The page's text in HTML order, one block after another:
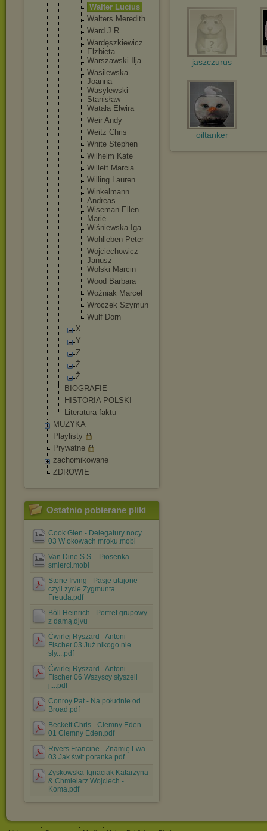
Walter Lucius
Walters Meredith
Ward J.R
Wardęszkiewicz
Elżbieta
Warszaws ki Ilja
Wasilews ka
Joanna
Wasylews ki
Stanisław
Watała Elwira
Weir Andy
Weitz Chris
White Stephen
Wilhelm Kate
Willett Marcia
Willing Lauren
Winkelmann
Andreas
Wiseman Ellen
Marie
Wiśniews ka Iga
Wohlleben Peter
Wojciechowicz
Janusz
Wolski Marcin
Wood Barbara
Woźniak Marcel
Wroczek Szymun
Wulf Dorn
X
Y
Z
Ż
Ž
BIOGRAFIE
HISTORIA POLSKI
Literatura faktu
MUZYKA
Playlisty
Prywatne
zachomikowane
ZDROWIE
Ostatnio pobierane pliki
Cook Glen - Delegatury nocy
03 W okowach mroku.mobi
Van Dine S.S. - Piosenka
smierci.mobi
Stone Irving - Pasje utajone
czyli zycie Zygmunta
Freuda.pdf
Böll Heinrich - Portret grupowy
z damą.djvu
Ćwirlej Ryszard - Antoni
Fischer 03 Już nikogo nie
sły....pdf
Ćwirlej Ryszard - Antoni
Fischer 06 Wszyscy słyszeli
j....pdf
Conroy Pat - Na południe od
Broad.pdf
Beckett Chris - Ciemny Eden
01 Ciemny Eden.pdf
Rivers Francine - Znamię Lwa
03 Jak świt poranka.pdf
Zyskowska-Ignaciak Katarzyna
& Chmielarz Wojciech -
Koma.pdf
jaszczurus
oiltanker